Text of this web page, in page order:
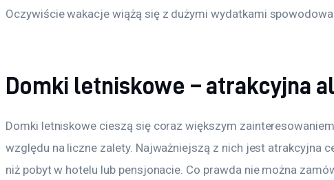
Oczywiście wakacje wiążą się z dużymi wydatkami
Domki letniskowe – atrakcyjna
Domki letniskowe cieszą się coraz większym
względu na liczne zalety. Najważniejszą z nich jest atrakcyjna
niż pobyt w hotelu lub pensjonacie. Co prawda nie można